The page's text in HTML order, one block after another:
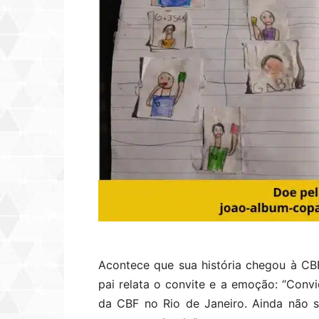
Acontece que sua história chegou à
pai relata o convite e a emoção:
da CBF no Rio de Janeiro. Ainda não